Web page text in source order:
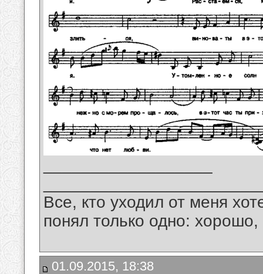
Все, кто уходил от меня
понял только одно:
01.09.2015, 18:38